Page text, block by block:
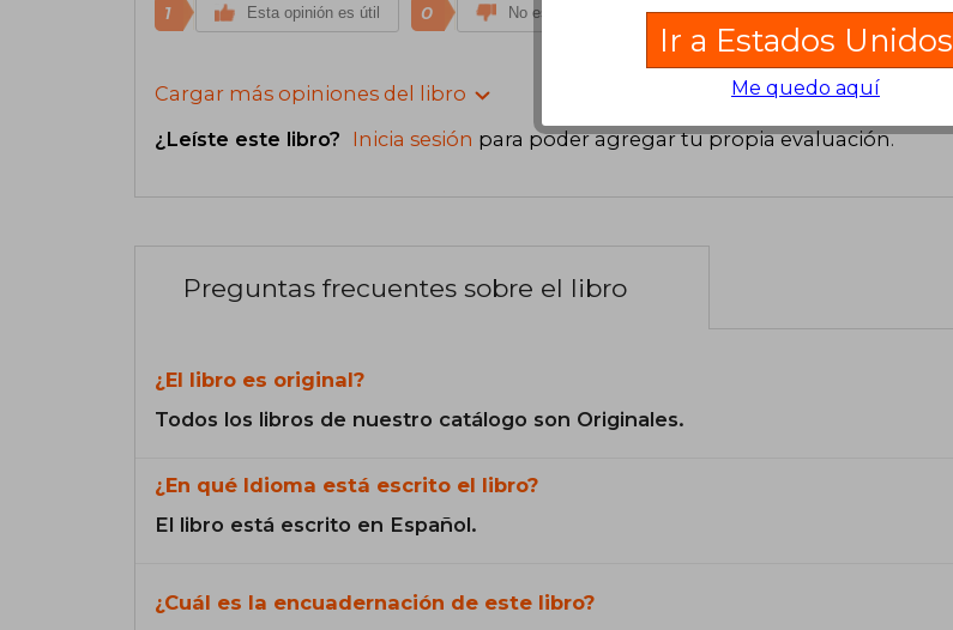
1 Esta opinión es útil 0 No es útil
Cargar más opiniones del libro
¿Leíste este libro? Inicia sesión para poder agregar tu propia evaluación.
Preguntas frecuentes sobre el libro
¿El libro es original?
Todos los libros de nuestro catálogo son Originales.
¿En qué Idioma está escrito el libro?
El libro está escrito en Español.
¿Cuál es la encuadernación de este libro?
Ir a Estados Unidos
Me quedo aquí